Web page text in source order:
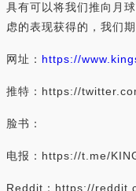
具有可以将我们推向月
虑的表现获得的，我们
网址： https://
推特：https://
脸书：
电报：https://t.me/
Reddit：https://